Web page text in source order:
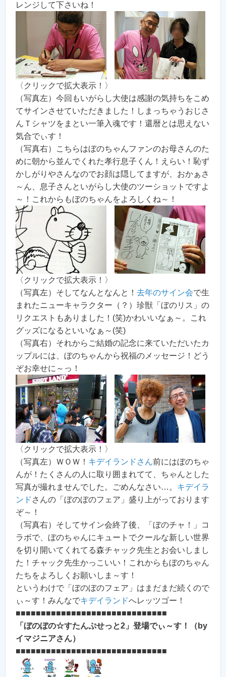
レンジして下さいね！
〈クリックで拡大表示！〉
（写真左）今回もいがらし大使は感謝の気持ちをこめ
てサインさせていただきました！しまっちゃうおじさ
んＴシャツをまとい一筆入魂です！還暦とは思えない
気合でぃす！
（写真右）こちらはぼのちゃんファンのお母さんのた
めに朝から並んでくれた孝行息子くん！えらい！恥ず
かしがりやさんなのでお顔は隠してますが、おかぁさ
～ん、息子さんといがらし大使のツーショットですよ
～！これからもぼのちゃんをよろしくね～！
〈クリックで拡大表示！〉
（写真左）そしてなんとなんと！ 去年のサイン会で生
まれたニューキャラクター（？）珍獣「ぼのリス」の
リクエストもありました！(笑)かわいいなぁ～。これ
グッズになるといいなぁ～(笑)
（写真右）それからご結婚の記念に来ていただいたカ
ップルには、ぼのちゃんから祝福のメッセージ！どう
ぞお幸せに～っ！
〈クリックで拡大表示！〉
（写真左）ＷＯＷ！ キデイランドさん前にはぼのちゃ
んが！たくさんの人に取り囲まれてて、ちゃんとした
写真が撮れませんでした。ごめんなさい…。 キデイラ
ンド さんの「ぼのぼのフェア」盛り上がっております
ぞ～！
（写真右）そしてサイン会終了後、「ぼのチャ！」コ
ラボで、ぼのちゃんにキュートでクールな新しい世界
を切り開いてくれてる森チャック先生とお会いしまし
た！チャック先生かっこいい！これからもぼのちゃん
たちをよろしくお願いしま～す！
というわけで「ぼのぼのフェア」はまだまだ続くので
ぃ～す！みんなでキデイランドへレッツゴー！
■■■■■■■■■■■■■■■■■■■■■■■■■■■■■■
「ぼのぼの☆すたんぷせっと2」登場でぃ～す！（by
イマジニアさん）
■■■■■■■■■■■■■■■■■■■■■■■■■■■■■■